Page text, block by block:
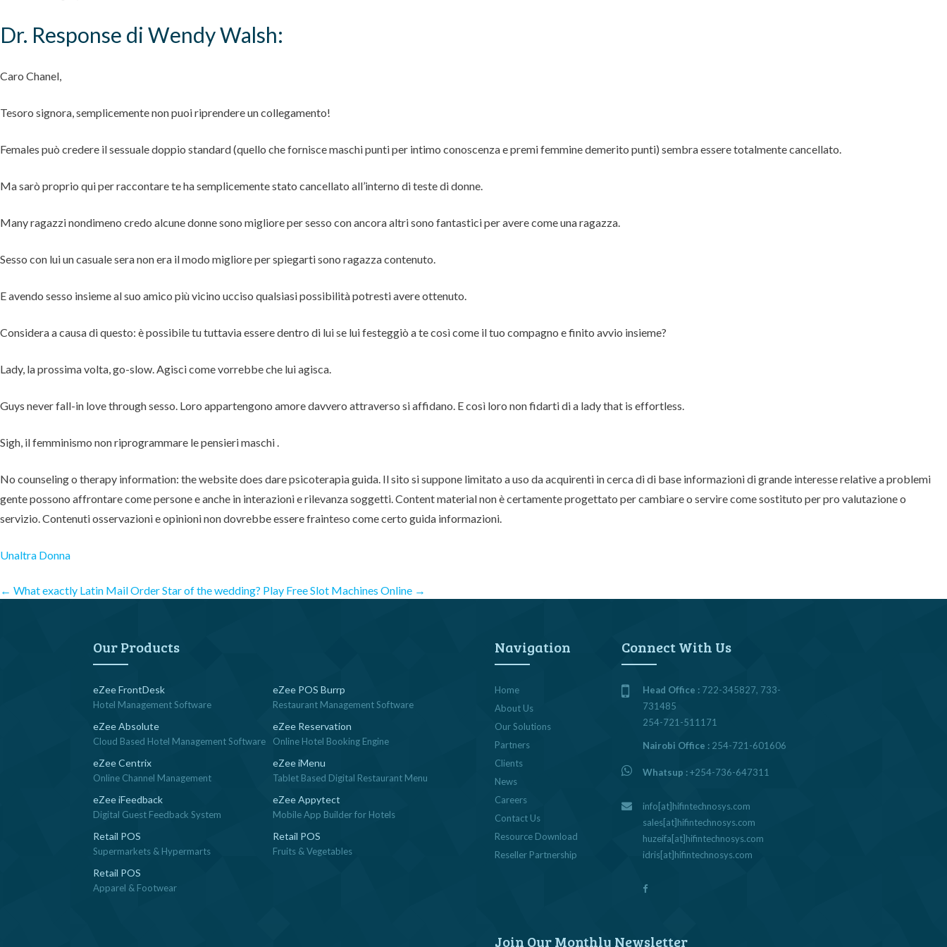
Dr. Response di Wendy Walsh:
Caro Chanel,
Tesoro signora, semplicemente non puoi riprendere un collegamento!
Females può credere il sessuale doppio standard (quello che fornisce maschi punti per intimo conoscenza e premi femmine demerito punti) sembra essere totalmente cancellato.
Ma sarò proprio qui per raccontare te ha semplicemente stato cancellato all’interno di teste di donne.
Many ragazzi nondimeno credo alcune donne sono migliore per sesso con ancora altri sono fantastici per avere come una ragazza.
Sesso con lui un casuale sera non era il modo migliore per spiegarti sono ragazza contenuto.
E avendo sesso insieme al suo amico più vicino ucciso qualsiasi possibilità potresti avere ottenuto.
Considera a causa di questo: è possibile tu tuttavia essere dentro di lui se lui festeggiò a te così come il tuo compagno e finito avvio insieme?
Lady, la prossima volta, go-slow. Agisci come vorrebbe che lui agisca.
Guys never fall-in love through sesso. Loro appartengono amore davvero attraverso si affidano. E così loro non fidarti di a lady that is effortless.
Sigh, il femminismo non riprogrammare le pensieri maschi .
No counseling o therapy information: the website does dare psicoterapia guida. Il sito si suppone limitato a uso da acquirenti in cerca di di base informazioni di grande interesse relative a problemi
gente possono affrontare come persone e anche in interazioni e rilevanza soggetti. Content material non è certamente progettato per cambiare o servire come sostituto per pro valutazione o
servizio. Contenuti osservazioni e opinioni non dovrebbe essere frainteso come certo guida informazioni.
Unaltra Donna
Post
navigation
← What exactly Latin Mail Order Star of the wedding? Play Free Slot Machines Online →
Our Products
eZee FrontDesk
Hotel Management Software
eZee POS Burrp
Restaurant Management Software
eZee Absolute
Cloud Based Hotel Management Software
eZee Reservation
Online Hotel Booking Engine
eZee Centrix
Online Channel Management
eZee iMenu
Tablet Based Digital Restaurant Menu
eZee iFeedback
Digital Guest Feedback System
eZee Appytect
Mobile App Builder for Hotels
Retail POS
Supermarkets & Hypermarts
Retail POS
Fruits & Vegetables
Retail POS
Apparel & Footwear
Navigation
Home
About Us
Our Solutions
Partners
Clients
News
Careers
Contact Us
Resource Download
Reseller Partnership
Connect With Us
Head Office : 722-345827, 733-
731485
254-721-511171
Nairobi Office : 254-721-601606
Whatsup :+254-736-647311
info[at]hifintechnosys.com
sales[at]hifintechnosys.com
huzeifa[at]hifintechnosys.com
idris[at]hifintechnosys.com
Join Our Monthly Newsletter